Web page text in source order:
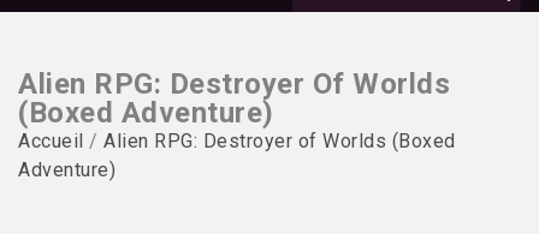
Alien RPG: Destroyer Of Worlds
(Boxed Adventure)
Accueil / Alien RPG: Destroyer of Worlds (Boxed
Adventure)